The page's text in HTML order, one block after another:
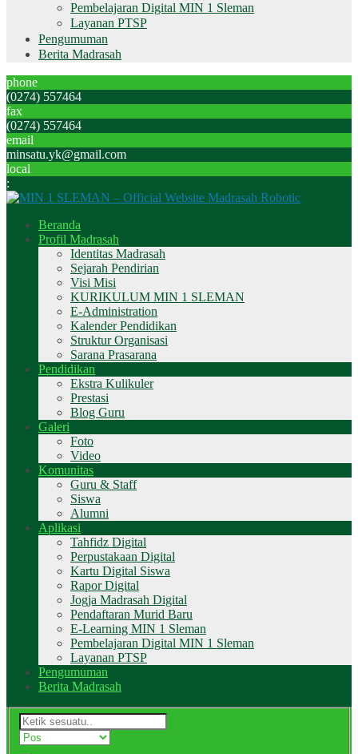
Pembelajaran Digital MIN 1 Sleman
Layanan PTSP
Pengumuman
Berita Madrasah
phone
(0274) 557464
fax
(0274) 557464
email
minsatu.yk@gmail.com
local
:
Beranda
Profil Madrasah
Identitas Madrasah
Sejarah Pendirian
Visi Misi
KURIKULUM MIN 1 SLEMAN
E-Administration
Kalender Pendidikan
Struktur Organisasi
Sarana Prasarana
Pendidikan
Ekstra Kulikuler
Prestasi
Blog Guru
Galeri
Foto
Video
Komunitas
Guru & Staff
Siswa
Alumni
Aplikasi
Tahfidz Digital
Perpustakaan Digital
Kartu Digital Siswa
Rapor Digital
Jogja Madrasah Digital
Pendaftaran Murid Baru
E-Learning MIN 1 Sleman
Pembelajaran Digital MIN 1 Sleman
Layanan PTSP
Pengumuman
Berita Madrasah